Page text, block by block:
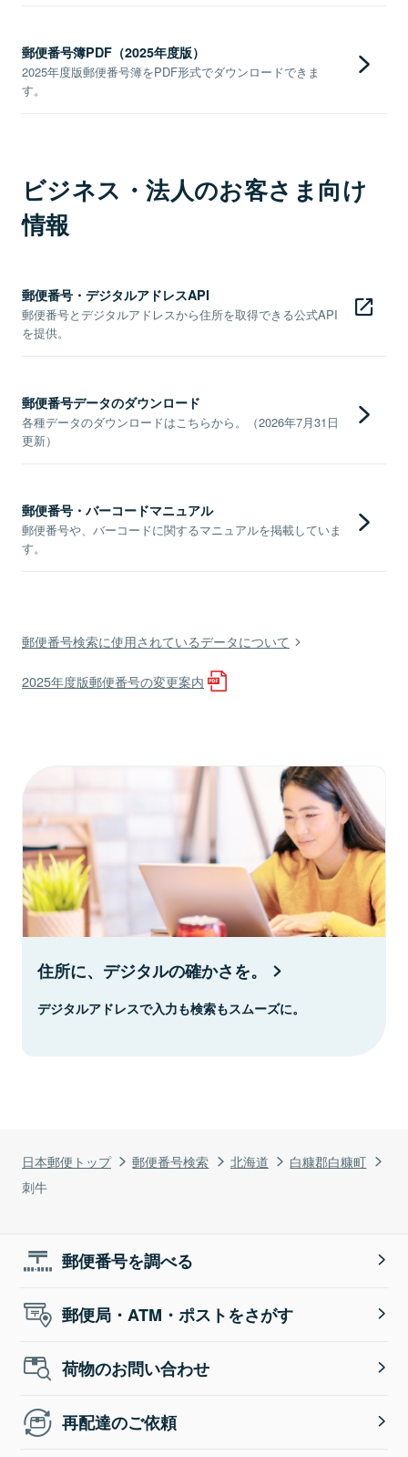
日本郵便トップ 郵便番号検索 北海道
白糠郡白糠町
刺牛
郵便番号簿PDF（2025年度版）
2025年度版郵便番号簿をPDF形式でダウンロードできま
す。
ビジネス・法人のお客さま向け
情報
郵便番号・デジタルアドレスAPI
郵便番号とデジタルアドレスから住所を取得できる公式API
を提供。
郵便番号データのダウンロード
各種データのダウンロードはこちらから。（2026年7月31日
更新）
郵便番号・バーコードマニュアル
郵便番号や、バーコードに関するマニュアルを掲載していま
す。
郵便番号検索に使用されているデータについて
2025年度版郵便番号の変更案内
住所に、デジタルの確かさを。
デジタルアドレスで入力も検索もスムーズに。
郵便番号を調べる
郵便局・ATM・ポストをさがす
荷物のお問い合わせ
再配達のご依頼